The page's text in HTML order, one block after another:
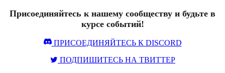
Присоединяйтесь к нашему сообществу и будьте в
курсе событий!
ПРИСОЕДИНЯЙТЕСЬ К DISCORD
ПОДПИШИТЕСЬ НА ТВИТТЕР